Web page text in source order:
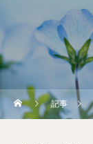
記事